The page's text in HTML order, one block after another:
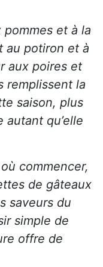
et à la
au potiron et à
aux poires et
remplissent la
saison, plus
autant qu’elle
commencer,
de gâteaux
saveurs du
simple de
offre de